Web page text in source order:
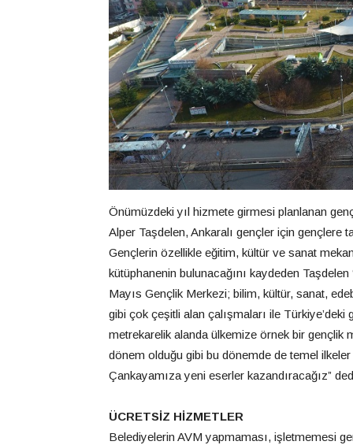
Önümüzdeki yıl hizmete girmesi planlanan
Alper Taşdelen, Ankaralı gençler için gençlere
Gençlerin özellikle eğitim, kültür ve sanat
kütüphanenin bulunacağını kaydeden
Mayıs Gençlik Merkezi; bilim, kültür, sanat,
gibi çok çeşitli alan çalışmaları ile
metrekarelik alanda ülkemize örnek bir gençlik
dönem olduğu gibi bu dönemde de temel
Çankayamıza yeni eserler kazandıracağız”
ÜCRETSİZ HİZMETLER
Belediyelerin AVM yapmaması, işletmemesi